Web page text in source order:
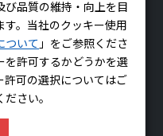
こちら
び品質の維持・向上を目
。当社のクッキー使用
ついて 」をご参照くださ
を許可するかどうかを選
可の選択についてはご
さい。